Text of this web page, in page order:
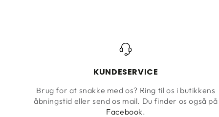
KUNDESERVICE
Brug for at snakke med os? Ring til os i butikkens
åbningstid eller send os mail. Du finder os også på
Facebook.